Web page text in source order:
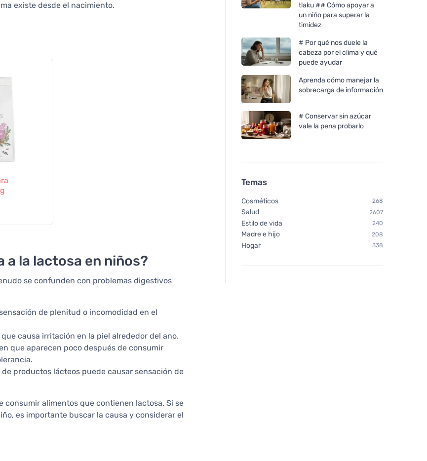
existe desde el nacimiento.
a la lactosa en niños?
se confunden con problemas digestivos
de plenitud o incomodidad en el
causa irritación en la piel alrededor del ano.
que aparecen poco después de consumir
productos lácteos puede causar sensación de
consumir alimentos que contienen lactosa. Si se
es importante buscar la causa y considerar el
tlaku ## Cómo apoyar a
un niño para superar la
timidez
# Por qué nos duele la
cabeza por el clima y qué
puede ayudar
Aprenda cómo manejar la
sobrecarga de información
# Conservar sin azúcar
vale la pena probarlo
Temas
Cosméticos 268
Salud 2607
Estilo de vida 240
Madre e hijo 208
Hogar 338